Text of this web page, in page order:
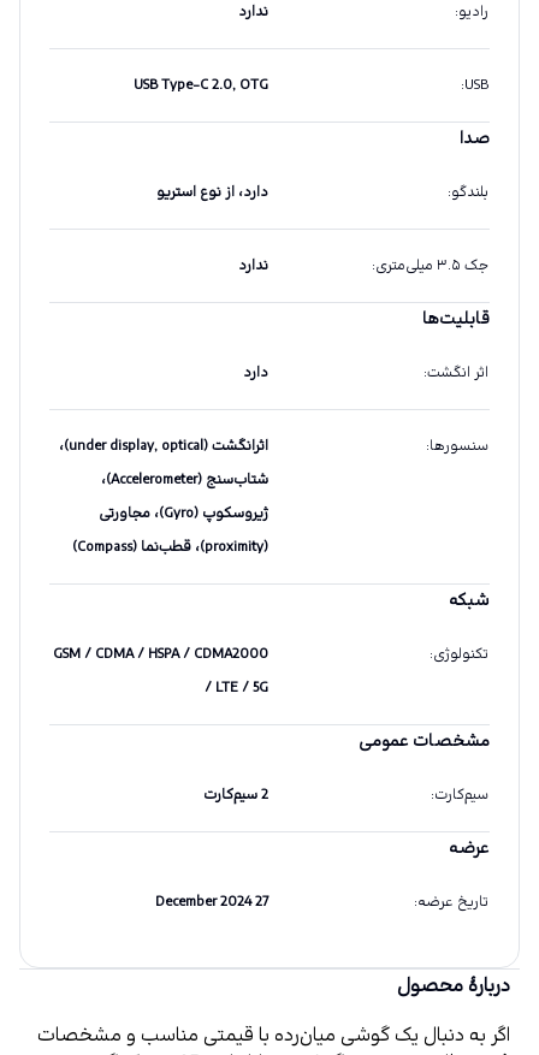
رادیو: ندارد
USB
:
USB Type-C 2.0, OTG
صدا
بلندگو: دارد، از نوع استریو
جک ۳.۵ میلی‌متری : ندارد
قابلیت‌ها
اثر انگشت: دارد
سنسورها:
اثرانگشت (under display, optical)،
شتاب‌سنج (Accelerometer)،
ژیروسکوپ (Gyro)، مجاورتی
(proximity)، قطب‌نما (Compass)
شبکه
تکنولوژی:
GSM / CDMA / HSPA / CDMA2000
/ LTE / 5G
مشخصات عمومی
سیم‌کارت: 2 سیم‌کارت
عرضه
تاریخ عرضه:
27 December 2024
دربارهٔ محصول